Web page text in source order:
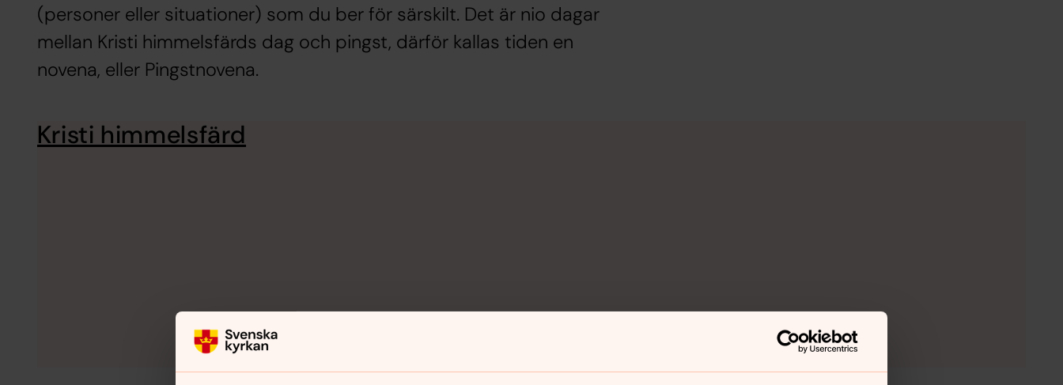
(personer eller situationer) som du ber för särskilt. Det är nio dagar
mellan Kristi himmelsfärds dag och pingst, därför kallas tiden en
novena, eller Pingstnovena.
Kristi himmelsfärd